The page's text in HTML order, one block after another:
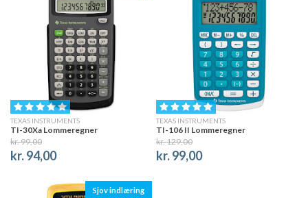
TEXAS INSTRUMENTS
TI-30Xa Lommeregner
kr. 99,00
kr. 94,00
TEXAS INSTRUMENTS
TI-106 II Lommeregner
kr. 129,00
kr. 99,00
Sjov indlæring